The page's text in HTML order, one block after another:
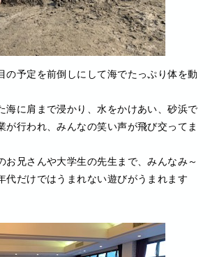
の予定を前倒しにして海でたっぷり体を動
海に肩まで浸かり、水をかけあい、砂浜で
が行われ、みんなの笑い声が飛び交ってま
お兄さんや大学生の先生まで、みんなみ～
代だけではうまれない遊びがうまれます